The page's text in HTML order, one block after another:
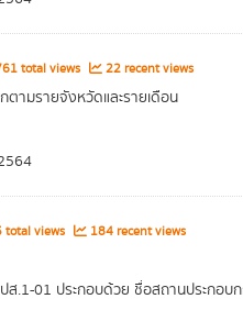
total views 22 recent views
ามรายจังหวัดและรายเดือน
views 184 recent views
ส.1-01 ประกอบด้วย ชื่อสถานประกอ